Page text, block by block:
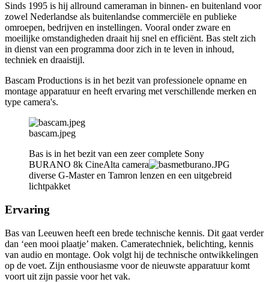
Sinds 1995 is hij allround cameraman in binnen- en buitenland voor
zowel Nederlandse als buitenlandse commerciële en publieke
omroepen, bedrijven en instellingen. Vooral onder zware en
moeilijke omstandigheden draait hij snel en efficiënt. Bas stelt zich
in dienst van een programma door zich in te leven in inhoud,
techniek en draaistijl.
Bascam Productions is in het bezit van professionele opname en
montage apparatuur en heeft ervaring met verschillende merken en
type camera's.
bascam.jpeg
Bas is in het bezit van een zeer complete Sony
BURANO 8k CineAlta camera
diverse G-Master en Tamron lenzen en een uitgebreid
lichtpakket
Ervaring
Bas van Leeuwen heeft een brede technische kennis. Dit gaat verder
dan ‘een mooi plaatje’ maken. Cameratechniek, belichting, kennis
van audio en montage. Ook volgt hij de technische ontwikkelingen
op de voet. Zijn enthousiasme voor de nieuwste apparatuur komt
voort uit zijn passie voor het vak.